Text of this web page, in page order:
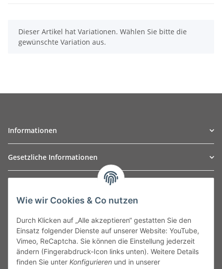
x
Dieser Artikel hat Variationen. Wählen Sie bitte die
gewünschte Variation aus.
Informationen
Gesetzliche Informationen
Leibnizstraße 2a
Germany
Phone:+49 40 5287270
Fax:+49 40 5281050
Email:sales@tow-automotive.de
Wie wir Cookies & Co nutzen
Durch Klicken auf „Alle akzeptieren“ gestatten Sie den
Einsatz folgender Dienste auf unserer Website: YouTube,
Vimeo, ReCaptcha. Sie können die Einstellung jederzeit
ändern (Fingerabdruck-Icon links unten). Weitere Details
finden Sie unter Konfigurieren und in unserer